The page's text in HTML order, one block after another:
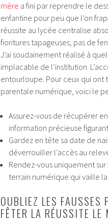
mère a fini par reprendre le
enfantine pour peu que l’on
réussite au lycée centralise
fioritures tapageuses, pas de
J’ai soudainement réalisé à
implacable de l’institution.
entourloupe. Pour ceux qui ont
parentale numérique, voici le
Assurez-vous de récupérer
information précieuse
Gardez en tête sa date de
déverrouiller l’accès au
Rendez-vous uniquement
terrain numérique qui vaille
OUBLIEZ LES FAUSSES
FÊTER LA RÉUSSITE